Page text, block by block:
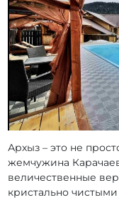
Архыз – это не
жемчужина
величественные
кристально